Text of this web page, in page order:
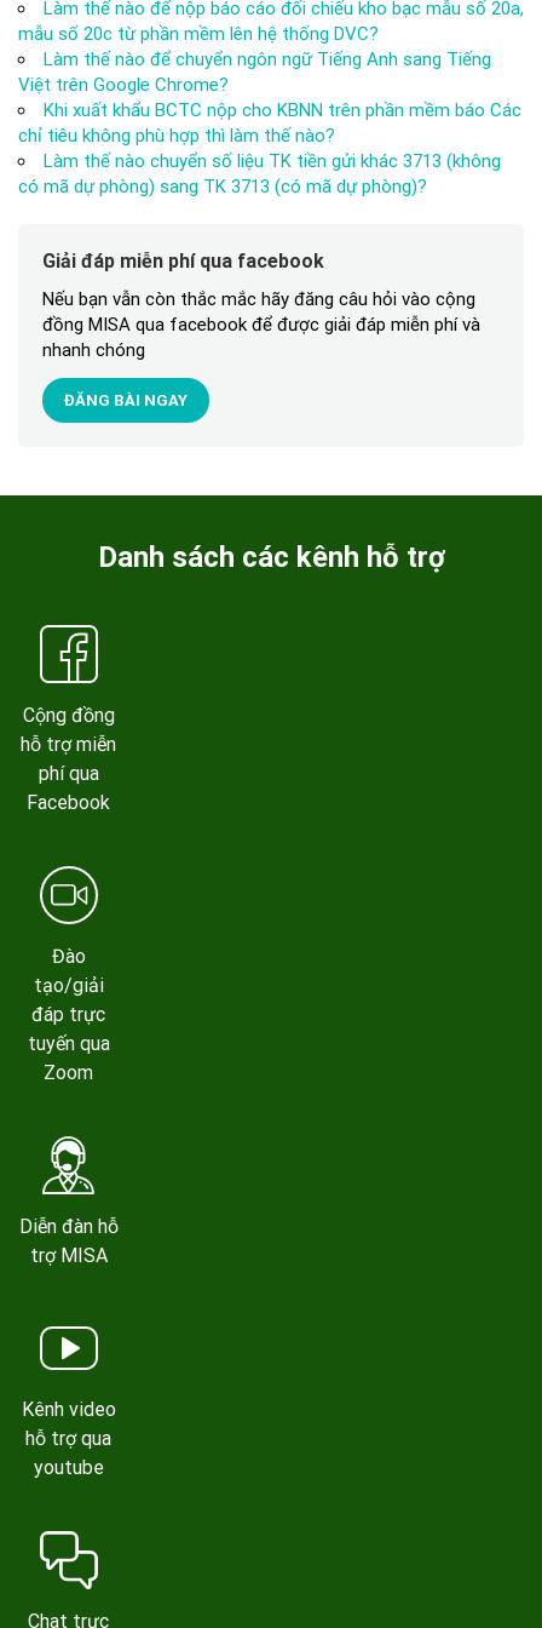
Làm thế nào để nộp báo cáo đối chiếu kho bạc mẫu số 20a,
mẫu số 20c từ phần mềm lên hệ thống DVC?
Làm thế nào để chuyển ngôn ngữ Tiếng Anh sang Tiếng
Việt trên Google Chrome?
Khi xuất khẩu BCTC nộp cho KBNN trên phần mềm báo Các
chỉ tiêu không phù hợp thì làm thế nào?
Làm thế nào chuyển số liệu TK tiền gửi khác 3713 (không
có mã dự phòng) sang TK 3713 (có mã dự phòng)?
Giải đáp miễn phí qua facebook
Nếu bạn vẫn còn thắc mắc hãy đăng câu hỏi vào cộng
đồng MISA qua facebook để được giải đáp miễn phí và
nhanh chóng
ĐĂNG BÀI NGAY
Danh sách các kênh hỗ trợ
Cộng đồng
hỗ trợ miễn
phí qua
Facebook
Đào
tạo/giải
đáp trực
tuyến qua
Zoom
Diễn đàn hỗ
trợ MISA
Kênh video
hỗ trợ qua
youtube
Chat trực